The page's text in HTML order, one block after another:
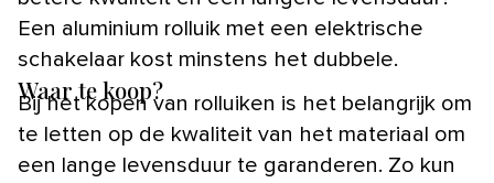
Een aluminium rolluik met een elektrische
schakelaar kost minstens het dubbele.
Waar te koop?
Bij het kopen van rolluiken is het belangrijk om
te letten op de kwaliteit van het materiaal om
een lange levensduur te garanderen. Zo kun